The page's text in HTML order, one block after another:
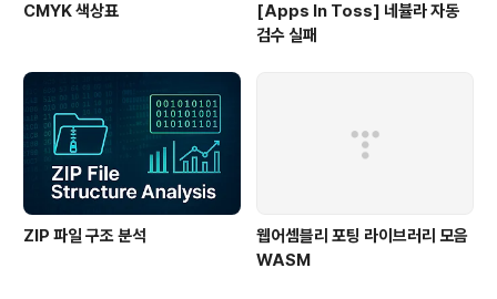
CMYK 색상표
[Apps In Toss] 네뷸라 자동
검수 실패
ZIP 파일 구조 분석
웹어셈블리 포팅 라이브러리 모음
WASM